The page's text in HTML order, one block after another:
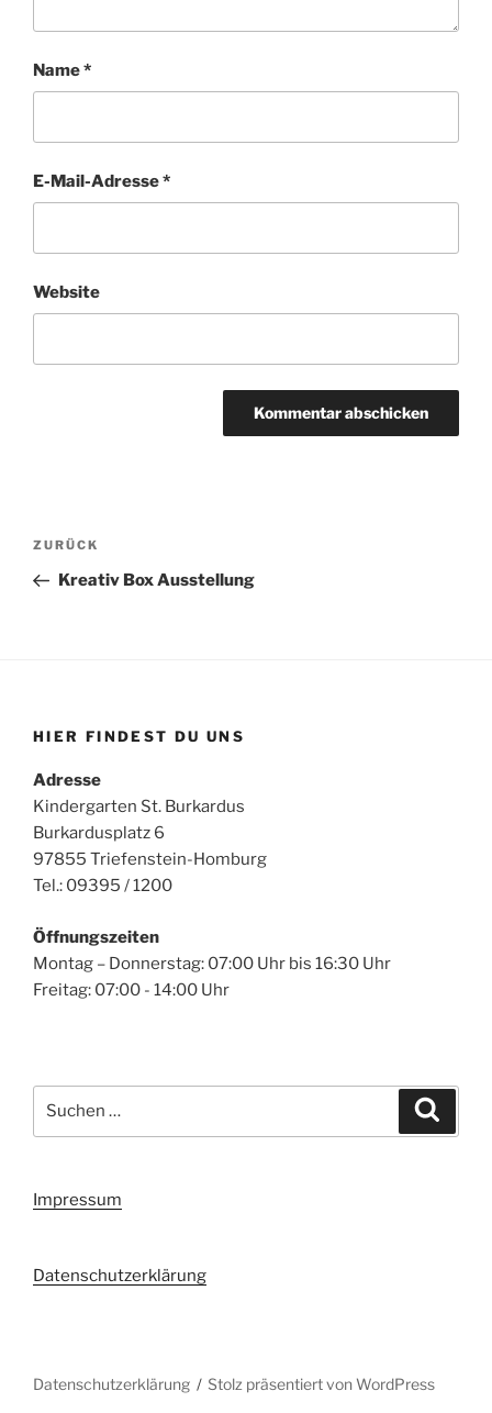
Name*
E-Mail-Adresse*
Website
Beitragsnavigation
Vorheriger
Beitrag
ZURÜCK
Kreativ Box Ausstellung
HIER FINDEST DU UNS
Adresse
Kindergarten St. Burkardus
Burkardusplatz 6
97855 Triefenstein-Homburg
Tel.: 09395 / 1200
Öffnungszeiten
Montag – Donnerstag: 07:00 Uhr bis 16:30 Uhr
Freitag: 07:00 - 14:00 Uhr
nach:
Impressum
Datenschutzerklärung
Datenschutzerklärung Stolz präsentiert von WordPress